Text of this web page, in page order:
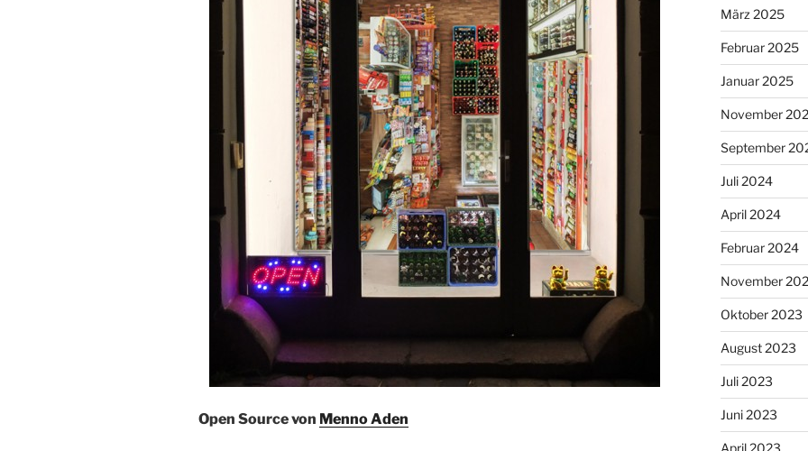
Open Source von Menno Aden
März 2025
Februar 2025
Januar 2025
November
September
Juli 2024
April 2024
Februar 2024
November
Oktober 2023
August 2023
Juli 2023
Juni 2023
April 2023